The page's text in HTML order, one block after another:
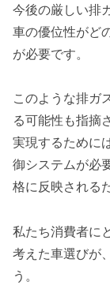
今後の厳しい排
車の優位性がど
が必要です。
このような排ガ
る可能性も指摘
実現するために
御システムが必
格に反映される
私たち消費者に
考えた車選びが
う。